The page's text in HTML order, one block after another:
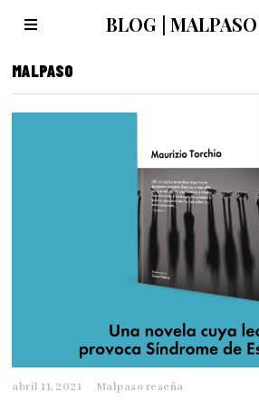
BLOG |
MALPASO
abril 11, 2021 Malpaso reseña